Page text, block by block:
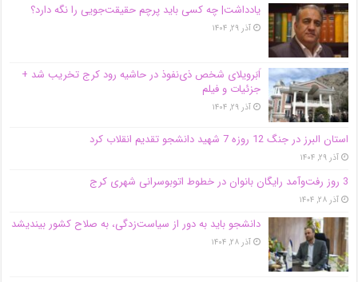
یادداشت| ‌چه کسی باید پرچم حقیقت‌جویی را نگه دارد؟
آذر ۲۹, ۱۴۰۴
اَبَر‌ویلای شخص ذی‌نفوذ در حاشیه‌ رود کرج تخریب شد +
جزئیات و فیلم
آذر ۲۹, ۱۴۰۴
استان البرز در جنگ 12 روزه 7 شهید دانشجو تقدیم انقلاب کرد
آذر ۲۹, ۱۴۰۴
3 روز رفت‌وآمد رایگان بانوان در خطوط اتوبوسرانی شهری کرج
آذر ۲۸, ۱۴۰۴
دانشجو باید به دور از سیاست‌زدگی، به صلاح کشور بیندیشد
آذر ۲۸, ۱۴۰۴